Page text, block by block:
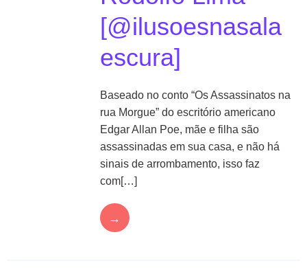
[@ilusoesnasala
escura]
Baseado no conto “Os Assassinatos na
rua Morgue” do escritório americano
Edgar Allan Poe, mãe e filha são
assassinadas em sua casa, e não há
sinais de arrombamento, isso faz
com[…]
→